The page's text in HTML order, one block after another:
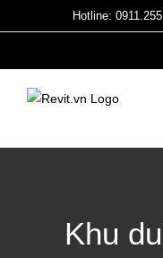
to
Hotline:
Khu